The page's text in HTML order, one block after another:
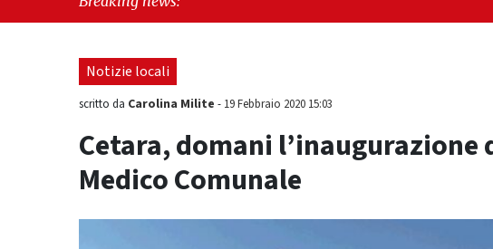
sull'ultima seduta
Notizie locali
scritto da Carolina Milite - 19 Febbraio 2020 15:03
Cetara, domani
Medico Comunale